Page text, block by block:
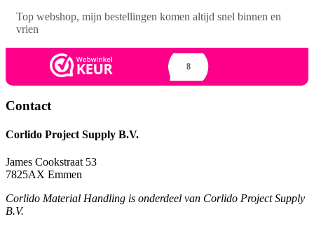
Top webshop, mijn bestellingen komen altijd snel binnen en
vrien
8
Contact
Corlido Project Supply B.V.
James Cookstraat 53
7825AX Emmen
Corlido Material Handling is onderdeel van Corlido Project Supply
B.V.